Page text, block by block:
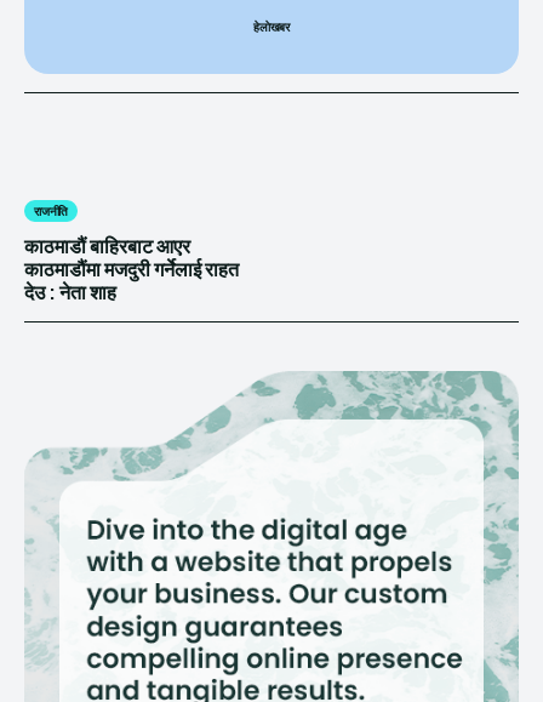
हेलाेखबर
राजनीति
काठमाडौं बाहिरबाट आएर
काठमाडौंमा मजदुरी गर्नेलाई राहत
देउ : नेता शाह